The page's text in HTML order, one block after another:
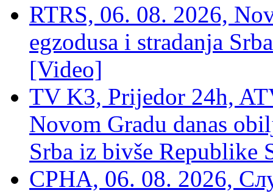
RTRS, 06. 08. 2026,
egzodusa i stradanja
[Video]
TV K3, Prijedor 24h,
Novom Gradu danas
Srba iz bivše Republike
СРНА, 06. 08. 2026,